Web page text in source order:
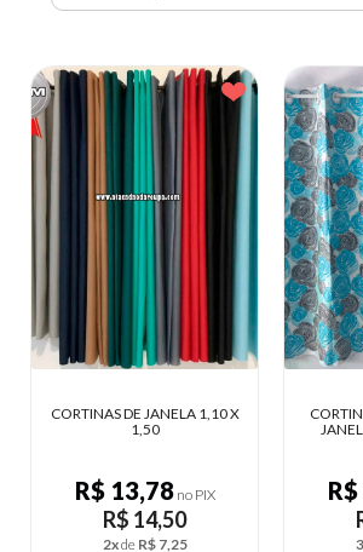
CORTINAS DE JANELA 1,10 X
1,50
R$ 13,78no PIX
R$ 14,50
2xde R$ 7,25